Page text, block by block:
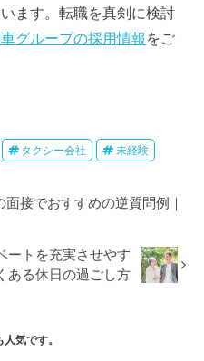
ます。転職を真剣に検討
グループの採用情報 をご
タクシー会社 未経験
接でおすすめの逆質問例｜
ートを充実させやす
ある休日の過ごし方
気です。